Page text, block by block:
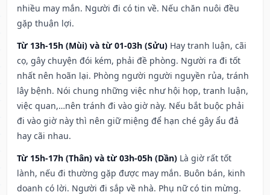
nhiều may mắn. Người đi có tin về. Nếu chăn nuôi đều
gặp thuận lợi.
Từ 13h-15h (Mùi) và từ 01-03h (Sửu) Hay tranh luận, cãi
cọ, gây chuyện đói kém, phải đề phòng. Người ra đi tốt
nhất nên hoãn lại. Phòng người người nguyền rủa, tránh
lây bệnh. Nói chung những việc như hội họp, tranh luận,
việc quan,…nên tránh đi vào giờ này. Nếu bắt buộc phải
đi vào giờ này thì nên giữ miệng để hạn ché gây ẩu đả
hay cãi nhau.
Từ 15h-17h (Thân) và từ 03h-05h (Dần) Là giờ rất tốt
lành, nếu đi thường gặp được may mắn. Buôn bán, kinh
doanh có lời. Người đi sắp về nhà. Phụ nữ có tin mừng.